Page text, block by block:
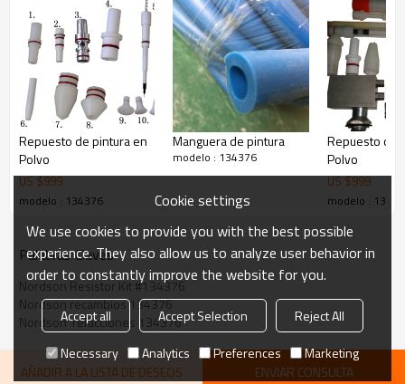
Repuesto de pintura en
Polvo
US $999
modelo : 134376
Manguera de pintura
modelo : 134376
Repuesto de
Polvo
US $999
modelo :
Palabras Claves
Nordson Resistor Kit #134376
Nordson recambios 134376
Nordson  refacciones 134376
AÑADIR A LA LISTA DE DESEOS ENVIAR CONSULTA
Cookie settings
We use cookies to provide you with the best possible
experience. They also allow us to analyze user behavior in
order to constantly improve the website for you.
Accept all Accept Selection
Reject All
Necessary
Analytics Preferences Marketing